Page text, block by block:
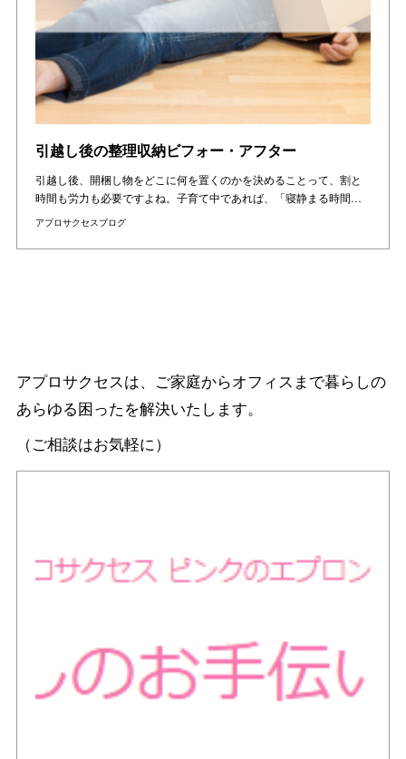
引越し後の整理収納ビフォー・アフター
引越し後、開梱し物をどこに何を置くのかを決めることって、割と
時間も労力も必要ですよね。子育て中であれば、「寝静まる時間…
アプロサクセスブログ
アプロサクセスは、ご家庭からオフィスまで暮らしの
あらゆる困ったを解決いたします。
（ご相談はお気軽に）